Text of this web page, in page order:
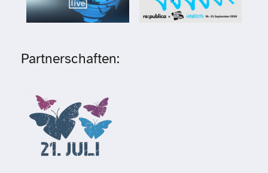
Partnerschaften: